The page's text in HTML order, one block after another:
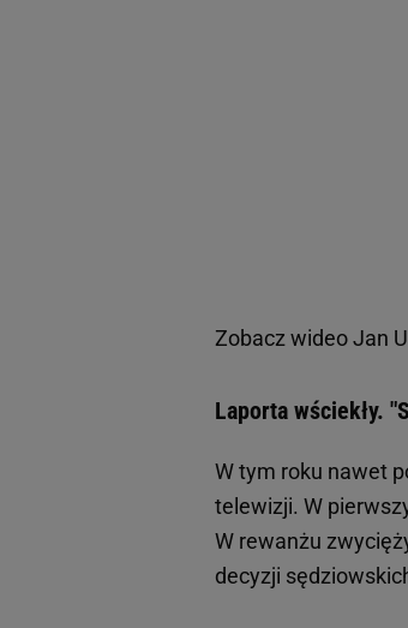
Zobacz wideoJan
Laporta wściekły.
W tym roku nawet
telewizji. W
W rewanżu
decyzji